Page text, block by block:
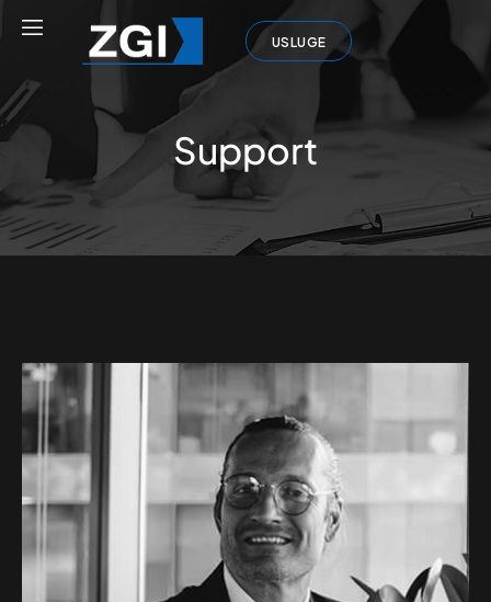
USLUGE
Support